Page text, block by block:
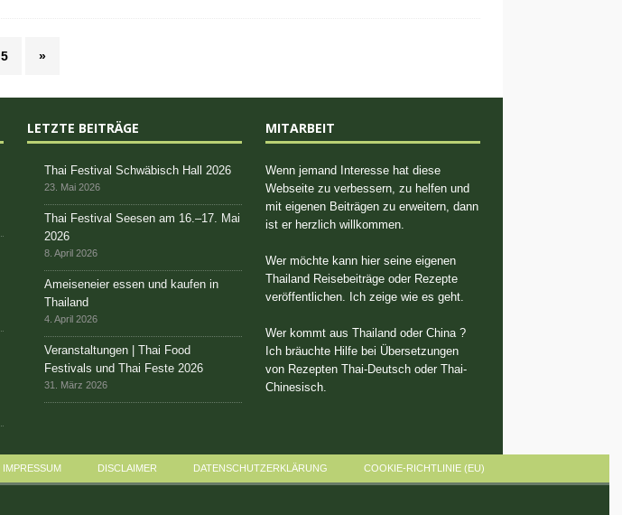
5 »
LETZTE BEITRÄGE
Thai Festival Schwäbisch Hall 2026
23. Mai 2026
Thai Festival Seesen am 16.–17. Mai
2026
8. April 2026
Ameiseneier essen und kaufen in
Thailand
4. April 2026
Veranstaltungen | Thai Food
Festivals und Thai Feste 2026
31. März 2026
MITARBEIT
Wenn jemand Interesse hat diese
Webseite zu verbessern, zu helfen und
mit eigenen Beiträgen zu erweitern, dann
ist er herzlich willkommen.
Wer möchte kann hier seine eigenen
Thailand Reisebeiträge oder Rezepte
veröffentlichen. Ich zeige wie es geht.
Wer kommt aus Thailand oder China ?
Ich bräuchte Hilfe bei Übersetzungen
von Rezepten Thai-Deutsch oder Thai-
Chinesisch.
IMPRESSUM DISCLAIMER DATENSCHUTZERKLÄRUNG COOKIE-RICHTLINIE (EU)